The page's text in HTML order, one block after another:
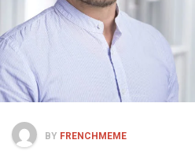
BY FRENCHMEME